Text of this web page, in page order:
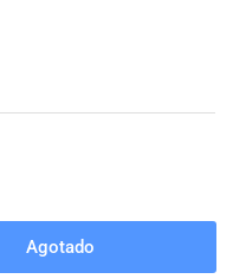
Agotado